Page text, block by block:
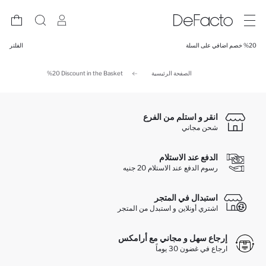
%20 خصم اضافي على السلة الفلتر
الصفحة الرئيسية %20 Discount in the Basket
انقر و استلم من الفرع
شحن مجاني
الدفع عند الاستلام
رسوم الدفع عند الاستلام 20 جنيه
استبدال في المتجر
اشتري أونلاين و استبدل من المتجر
إرجاع سهل و مجاني مع أرامكس
ارجاع في غضون 30 يوماً